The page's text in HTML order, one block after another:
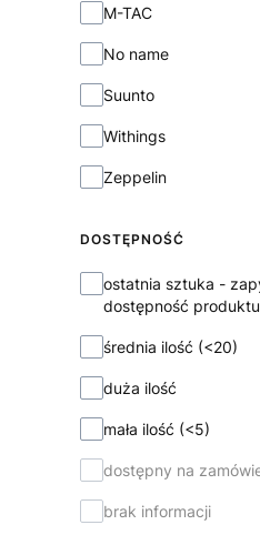
M-TAC
No name
Suunto
Withings
Zeppelin
DOSTĘPNOŚĆ
Dostępność
ostatnia sztuka -
dostępność produktu
średnia ilość (<20)
duża ilość
mała ilość (<5)
dostępny na
brak informacji